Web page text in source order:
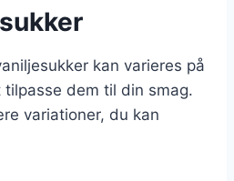
kan varieres på
dem til din smag.
variationer, du kan